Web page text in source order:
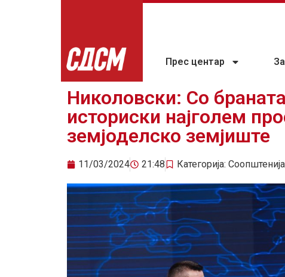
Прес центар
Николовски: Со
историски најголем
земјоделско земјиште
11/03/2024 21:48 Категорија: Соопштенија